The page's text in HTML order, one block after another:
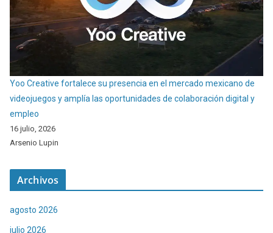
Yoo Creative fortalece su presencia en el mercado mexicano de
videojuegos y amplía las oportunidades de colaboración digital y
empleo
16 julio, 2026
Arsenio Lupin
Archivos
agosto 2026
julio 2026